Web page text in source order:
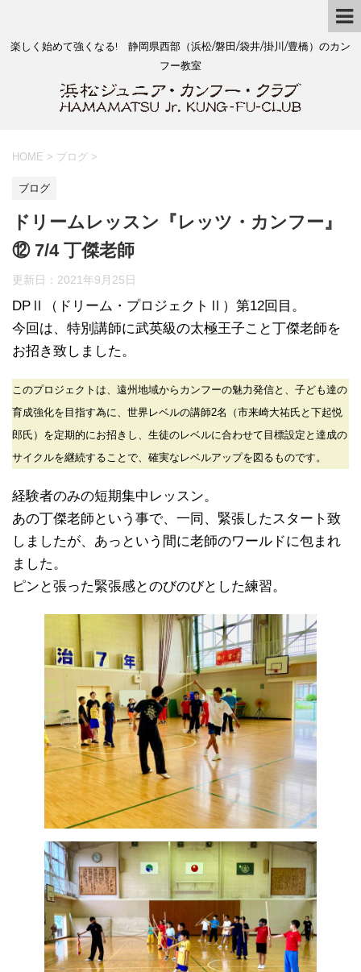
楽しく始めて強くなる! 静岡県西部（浜松/磐田/袋井/掛川/豊橋）のカン
フー教室
HOME > ブログ >
ブログ
ドリームレッスン『レッツ・カンフー』
⑫ 7/4 丁傑老師
更新日： 2021年9月25日
DPⅡ（ドリーム・プロジェクトⅡ）第12回目。
今回は、特別講師に武英級の太極王子こと丁傑老師を
お招き致しました。
このプロジェクトは、遠州地域からカンフーの魅力発信と、子ども達の
育成強化を目指す為に、世界レベルの講師2名（市来崎大祐氏と下起悦
郎氏）を定期的にお招きし、生徒のレベルに合わせて目標設定と達成の
サイクルを継続することで、確実なレベルアップを図るものです。
経験者のみの短期集中レッスン。
あの丁傑老師という事で、一同、緊張したスタート致
しましたが、あっという間に老師のワールドに包まれ
ました。
ピンと張った緊張感とのびのびとした練習。